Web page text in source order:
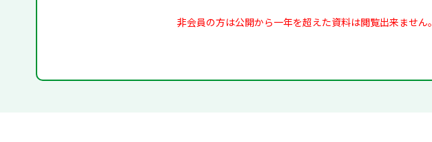
非会員の方は公開から一年を超えた資料は閲覧出来ません。